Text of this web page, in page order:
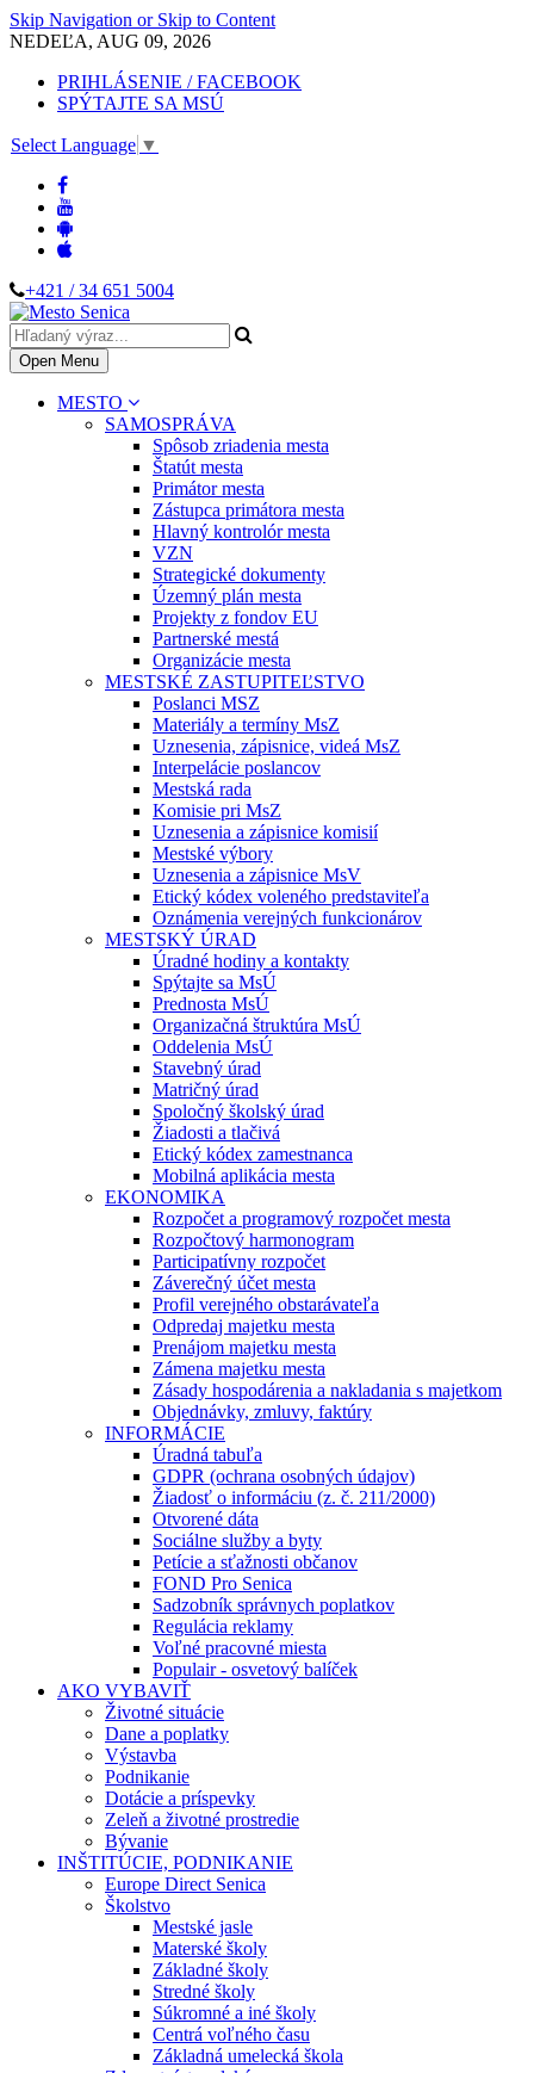
Skip Navigation or Skip to Content
NEDEĽA, AUG 09, 2026
PRIHLÁSENIE / FACEBOOK
SPÝTAJTE SA MSÚ
Select Language ▼
+421 / 34 651 5004
Open Menu
MESTO
SAMOSPRÁVA
Spôsob zriadenia mesta
Štatút mesta
Primátor mesta
Zástupca primátora mesta
Hlavný kontrolór mesta
VZN
Strategické dokumenty
Územný plán mesta
Projekty z fondov EU
Partnerské mestá
Organizácie mesta
MESTSKÉ ZASTUPITEĽSTVO
Poslanci MSZ
Materiály a termíny MsZ
Uznesenia, zápisnice, videá MsZ
Interpelácie poslancov
Mestská rada
Komisie pri MsZ
Uznesenia a zápisnice komisií
Mestské výbory
Uznesenia a zápisnice MsV
Etický kódex voleného predstaviteľa
Oznámenia verejných funkcionárov
MESTSKÝ ÚRAD
Úradné hodiny a kontakty
Spýtajte sa MsÚ
Prednosta MsÚ
Organizačná štruktúra MsÚ
Oddelenia MsÚ
Stavebný úrad
Matričný úrad
Spoločný školský úrad
Žiadosti a tlačivá
Etický kódex zamestnanca
Mobilná aplikácia mesta
EKONOMIKA
Rozpočet a programový rozpočet mesta
Rozpočtový harmonogram
Participatívny rozpočet
Záverečný účet mesta
Profil verejného obstarávateľa
Odpredaj majetku mesta
Prenájom majetku mesta
Zámena majetku mesta
Zásady hospodárenia a nakladania s majetkom
Objednávky, zmluvy, faktúry
INFORMÁCIE
Úradná tabuľa
GDPR (ochrana osobných údajov)
Žiadosť o informáciu (z. č. 211/2000)
Otvorené dáta
Sociálne služby a byty
Petície a sťažnosti občanov
FOND Pro Senica
Sadzobník správnych poplatkov
Regulácia reklamy
Voľné pracovné miesta
Populair - osvetový balíček
AKO VYBAVIŤ
Životné situácie
Dane a poplatky
Výstavba
Podnikanie
Dotácie a príspevky
Zeleň a životné prostredie
Bývanie
INŠTITÚCIE, PODNIKANIE
Europe Direct Senica
Školstvo
Mestské jasle
Materské školy
Základné školy
Stredné školy
Súkromné a iné školy
Centrá voľného času
Základná umelecká škola